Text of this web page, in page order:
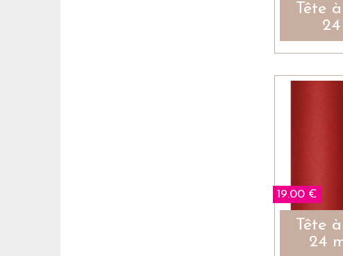
Tête
19.00 €
Tête
24